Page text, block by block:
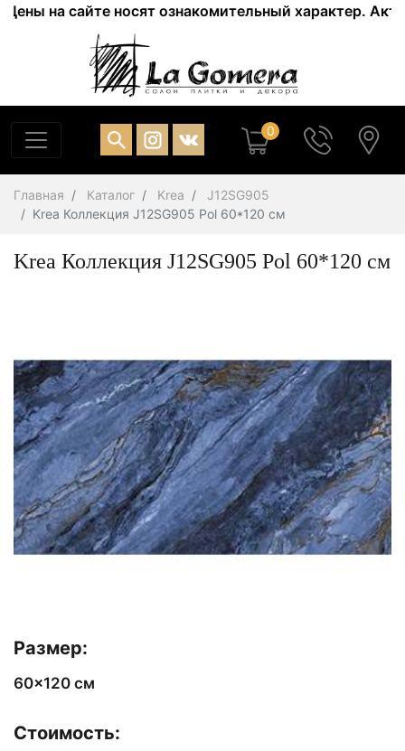
сайте носят ознакомительный характер.
0
Главная Каталог Krea
J12SG905
Krea Коллекция J12SG905 Pol 60*120 см
Krea Коллекция J12SG905 Pol 60*120 см
Размер:
60x120 см
Стоимость: